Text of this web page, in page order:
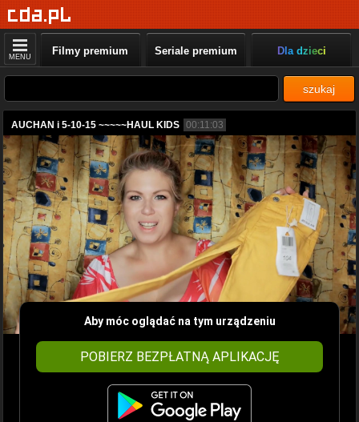
MENU Filmy premium Seriale premium Dla dzieci
szukaj
AUCHAN i 5-10-15 ~~~~~HAUL KIDS 00:11:03
Aby móc oglądać na tym urządzeniu
POBIERZ BEZPŁATNĄ APLIKACJĘ